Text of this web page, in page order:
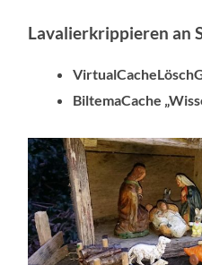
Lavalierkrippieren an
BiltemaCache